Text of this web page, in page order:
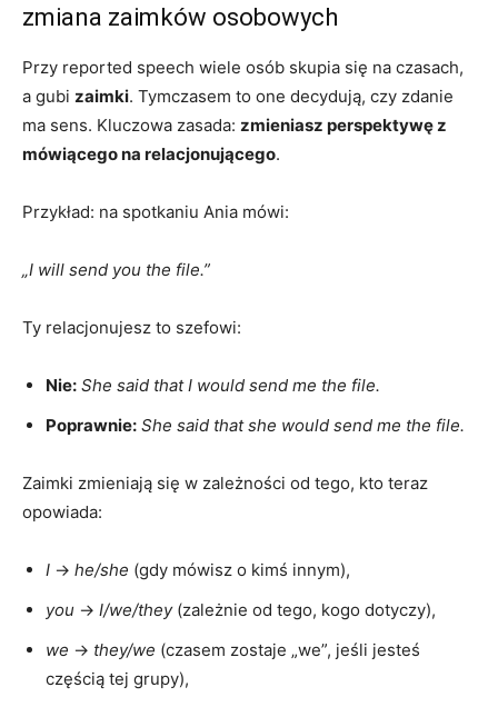
zmiana zaimków osobowych
Przy reported speech wiele osób skupia się na czasach,
a gubi zaimki. Tymczasem to one decydują, czy zdanie
ma sens. Kluczowa zasada: zmieniasz perspektywę z
mówiącego na relacjonującego.
Przykład: na spotkaniu Ania mówi:
„I will send you the file.”
Ty relacjonujesz to szefowi:
Nie: She said that I would send me the file.
Poprawnie: She said that she would send me the file.
Zaimki zmieniają się w zależności od tego, kto teraz
opowiada:
I → he/she (gdy mówisz o kimś innym),
you → I/we/they(zależnie od tego, kogo dotyczy),
we → they/we (czasem zostaje „we”, jeśli jesteś
częścią tej grupy),